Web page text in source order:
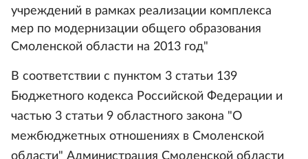
учреждений в рамках реализации комплекса
мер по модернизации общего образования
Смоленской области на 2013 год"
В соответствии с пунктом 3 статьи 139
Бюджетного кодекса Российской Федерации и
частью 3 статьи 9 областного закона "О
межбюджетных отношениях в Смоленской
области" Администрация Смоленской области